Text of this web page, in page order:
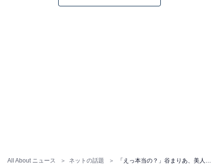
All About ニュース ネットの話題 「えっ本当の？」谷まりあ、美人妹との鎌倉デート動画に反響！ 「こんなかわいい姉妹見た事ない」